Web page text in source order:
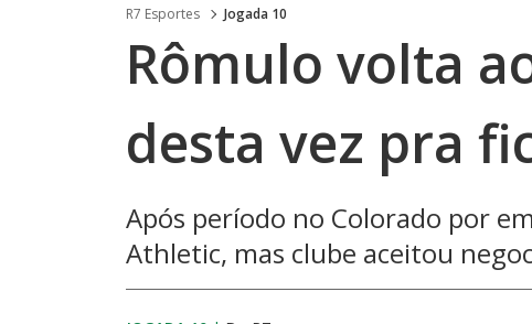
R7 Esportes Jogada 10
Rômulo volta
desta vez pra
Após período no Colorado por
Athletic, mas clube aceitou